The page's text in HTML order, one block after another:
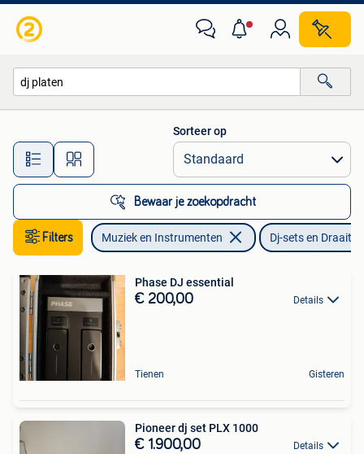
Alle afstanden…
Sorteer op
Bewaar je zoekopdracht
Filters Muziek en Instrumenten Dj-sets en
Phase DJ essential
€ 200,00 Details
Tienen Gisteren
Pioneer dj set PLX 1000
€ 1.900,00 Details